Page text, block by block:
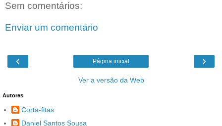
Sem comentários:
Enviar um comentário
‹ ›
Página inicial
Ver a versão da Web
Autores
Corta-fitas
Daniel Santos Sousa